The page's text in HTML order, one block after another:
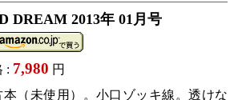
DREAM 2013年 01月号
: 7,980 円
本（未使用）。小口ゾッキ線。透けな